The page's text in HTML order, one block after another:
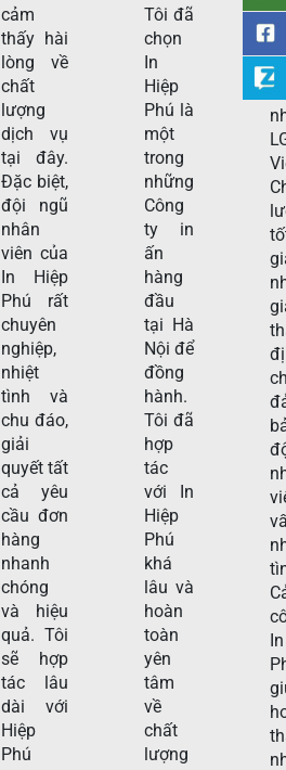
cảm
thấy hài
lòng về
chất
lượng
dịch vụ
tại đây.
Đặc biệt,
đội ngũ
nhân
viên của
In Hiệp
Phú rất
chuyên
nghiệp,
nhiệt
tình và
chu đáo,
giải
quyết tất
cả yêu
cầu đơn
hàng
nhanh
chóng
và hiệu
quả. Tôi
sẽ hợp
tác lâu
dài với
Hiệp
Phú
Tôi đã
chọn
In
Hiệp
Phú là
một
trong
những
Công
ty in
ấn
hàng
đầu
tại Hà
Nội để
đồng
hành.
Tôi đã
hợp
tác
với In
Hiệp
Phú
khá
lâu và
hoàn
toàn
yên
tâm
về
chất
lượng